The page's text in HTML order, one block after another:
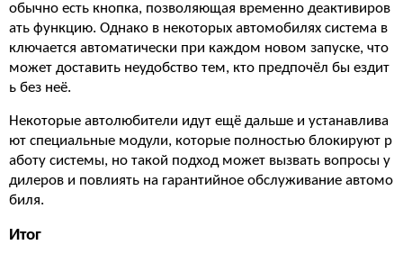
обычно есть кнопка, позволяющая временно деактивиров
ать функцию. Однако в некоторых автомобилях система в
ключается автоматически при каждом новом запуске, что
может доставить неудобство тем, кто предпочёл бы ездит
ь без неё.
Некоторые автолюбители идут ещё дальше и устанавлива
ют специальные модули, которые полностью блокируют р
аботу системы, но такой подход может вызвать вопросы у
дилеров и повлиять на гарантийное обслуживание автомо
биля.
Итог